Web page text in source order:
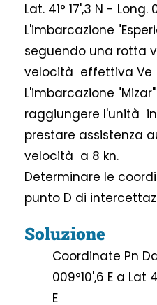
Lat. 41° 17',3 N -
L'imbarcazione
seguendo una rotta
velocità effettiva Ve
L'imbarcazione
raggiungere l'unità
prestare assistenza
velocità a 8 kn.
Determinare le
punto D di
Soluzione
Coordinate Pn Da
009°10',6 E a Lat
E